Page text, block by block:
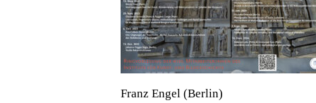
Franz Engel (Berlin)